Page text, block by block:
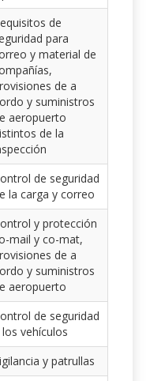
de
para
y material de
de a
y suministros
aeropuerto
de la
de seguridad
la carga y correo
y protección
mail y co-mat,
de a
y suministros
aeropuerto
de seguridad
los vehículos
y patrullas